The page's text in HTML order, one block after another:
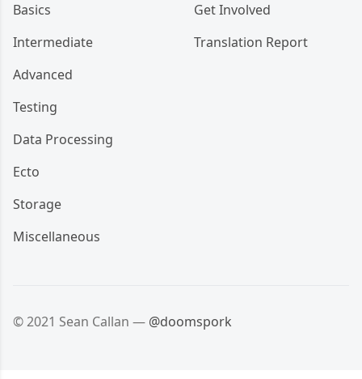
Basics
Intermediate
Advanced
Testing
Data Processing
Ecto
Storage
Miscellaneous
Get Involved
Translation Report
© 2021 Sean Callan — @doomspork